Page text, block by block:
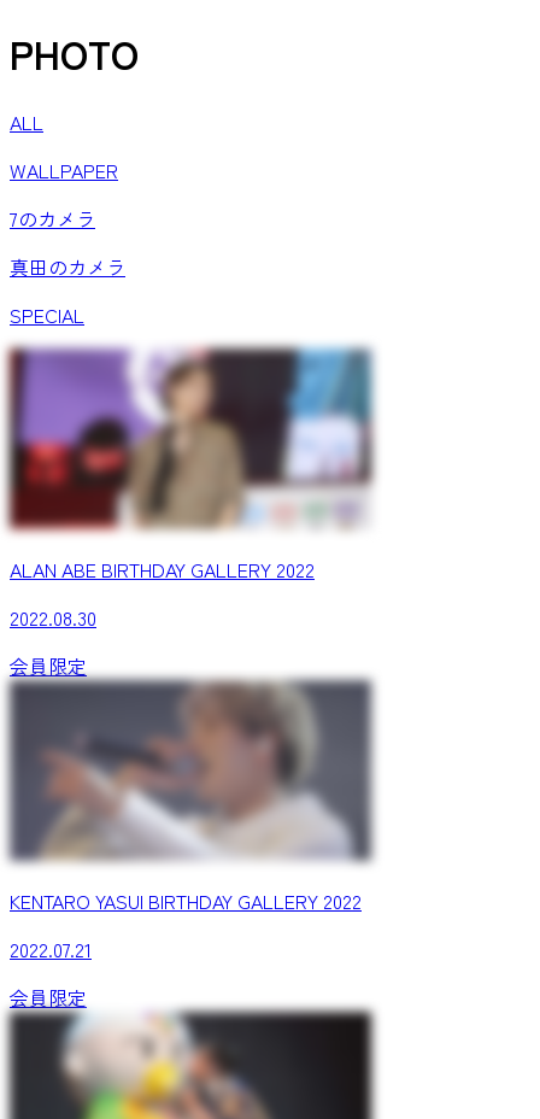
PHOTO
ALL
WALLPAPER
7のカメラ
真田のカメラ
SPECIAL
ALAN ABE BIRTHDAY GALLERY 2022
2022.08.30
会員限定
KENTARO YASUI BIRTHDAY GALLERY 2022
2022.07.21
会員限定